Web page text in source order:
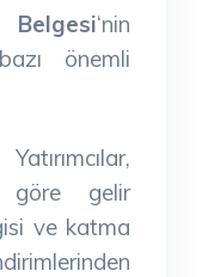
‘nin
önemli
Yatırımcılar,
göre gelir
ve katma